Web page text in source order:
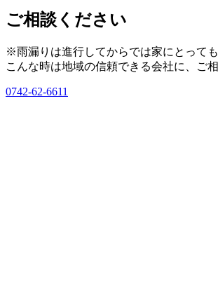
ご相談ください
※雨漏りは進行してからでは家にとっても
こんな時は地域の信頼できる会社に、ご相
0742-62-6611